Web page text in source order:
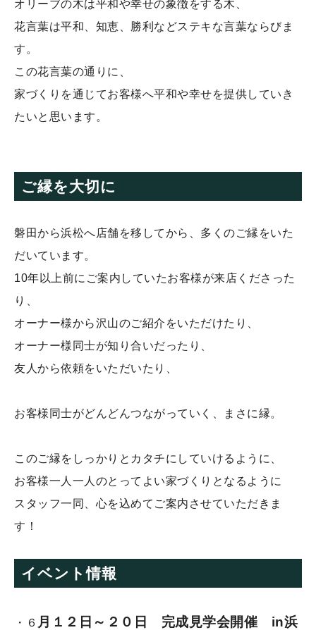
オリーブの木は平和や幸せの象徴をする木、
花言葉は平和、知恵、勝利などステキな言葉ならびま
す。
この花言葉の通りに、
家づくりを通じてお客様へ平和や幸せを提供していき
たいと思います。
ご縁を大切に
磐田から浜松へ店舗を移してから、多くのご縁をいた
だいています。
10年以上前にご案内していたお客様が来店くださった
り、
オーナー様から沢山のご紹介をいただけたり、
オーナー様同士が知り合いだったり、
友人から依頼をいただいたり、
お客様同士がどんどんつながっていく、まさに縁。
このご縁をしっかりとカタチにしていけるように、
お客様一人一人のとってよい家づくりとなるように
スタッフ一同、心を込めてご案内させていただきま
す！
イベント情報
・６ 月１２日～２０日 完成見学会開催 in浜